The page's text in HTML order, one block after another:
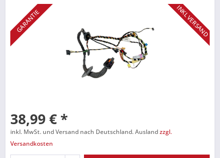
GARANTIE INKL VERSAND
38,99 € *
inkl. MwSt. und Versand nach Deutschland. Auslandzzgl.
Versandkosten